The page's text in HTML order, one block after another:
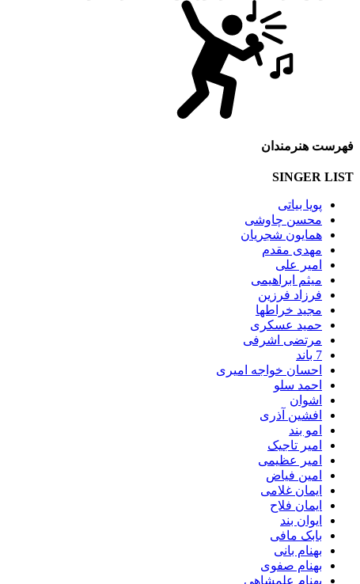
فهرست هنرمندان
SINGER LIST
پویا بیاتی
محسن چاوشی
همایون شجریان
مهدی مقدم
امیر علی
میثم ابراهیمی
فرزاد فرزین
مجید خراطها
حمید عسکری
مرتضی اشرفی
7 باند
احسان خواجه امیری
احمد سلو
اشوان
افشین آذری
امو بند
امیر تاجیک
امیر عظیمی
امین فیاض
ایمان غلامی
ایمان فلاح
ایوان بند
بابک مافی
بهنام بانی
بهنام صفوی
بهنام علمشاهی